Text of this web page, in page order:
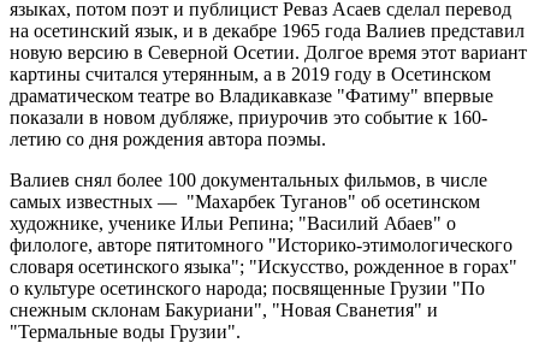
языках, потом поэт и публицист Реваз Асаев сделал перевод
на осетинский язык, и в декабре 1965 года Валиев представил
новую версию в Северной Осетии. Долгое время этот вариант
картины считался утерянным, а в 2019 году в Осетинском
драматическом театре во Владикавказе "Фатиму" впервые
показали в новом дубляже, приурочив это событие к 160-
летию со дня рождения автора поэмы.
Валиев снял более 100 документальных фильмов, в числе
самых известных — "Махарбек Туганов" об осетинском
художнике, ученике Ильи Репина; "Василий Абаев" о
филологе, авторе пятитомного "Историко-этимологического
словаря осетинского языка"; "Искусство, рожденное в горах"
о культуре осетинского народа; посвященные Грузии "По
снежным склонам Бакуриани", "Новая Сванетия" и
"Термальные воды Грузии".